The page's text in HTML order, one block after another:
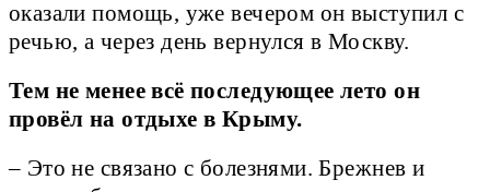
оказали помощь, уже вечером он выступил с
речью, а через день вернулся в Москву.
Тем не менее всё последующее лето он
провёл на отдыхе в Крыму.
– Это не связано с болезнями. Брежнев и